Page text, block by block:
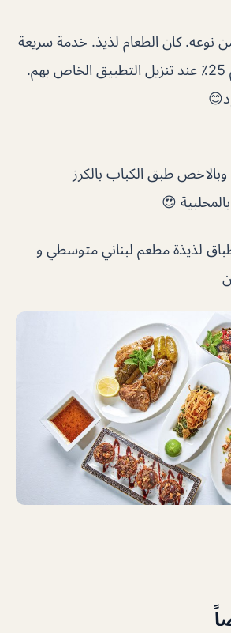
نوعه. كان الطعام لذيذ. خدمة سريعة
وحصلت على خصم 25٪ عند تنزيل التطبيق الخاص بهم.
طبق الكباب بالكرز
😍
لذيذة مطعم لبناني متوسطي و